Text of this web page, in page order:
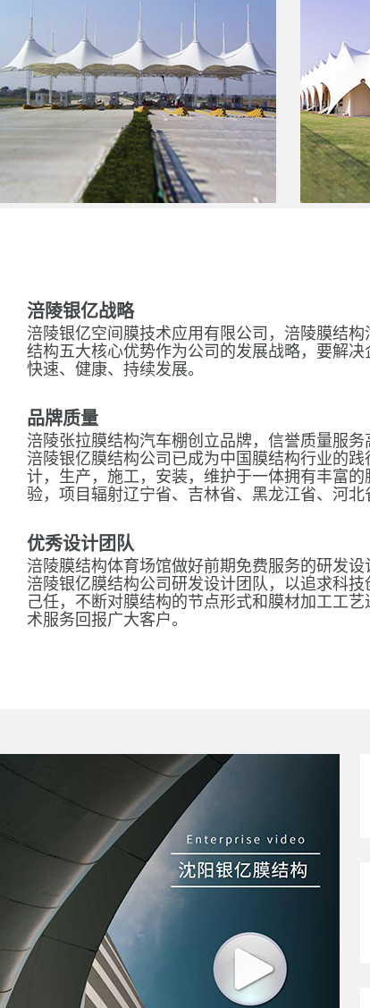
涪陵银亿战略
涪陵银亿空间膜技术应用有限公司，涪陵膜结
结构五大核心优势作为公司的发展战略，要解
快速、健康、持续发展。
品牌质量
涪陵张拉膜结构汽车棚创立品牌，信誉质量服务
涪陵银亿膜结构公司已成为中国膜结构行业的
计，生产，施工，安装，维护于一体拥有丰富
验，项目辐射辽宁省、吉林省、黑龙江省、河北
优秀设计团队
涪陵膜结构体育场馆做好前期免费服务的研发设
涪陵银亿膜结构公司研发设计团队，以追求科
己任，不断对膜结构的节点形式和膜材加工工
术服务回报广大客户。